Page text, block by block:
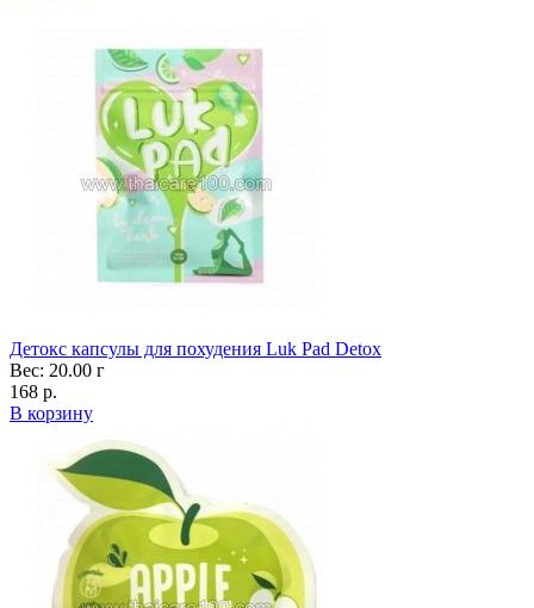
Детокс капсулы для похудения Luk Pad Detox
Вес: 20.00 г
168 р.
В корзину